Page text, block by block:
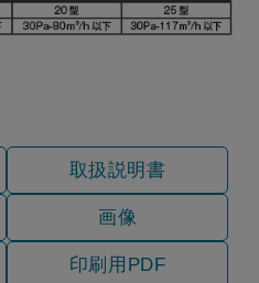
¥7,810（税抜価格 ￥
取扱説明書
画像
印刷用PDF